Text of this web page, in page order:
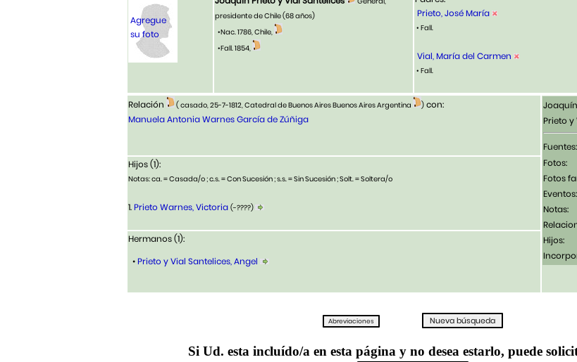
Agregue
su foto
presidente de Chile(68 años)
•Nac. 1786, Chile,
•Fall. 1854,
Prieto, José María
• Fall.
Vial, María del Carmen
• Fall.
Relación ( casado, 25-7-1812, Catedral de Buenos Aires Buenos Aires Argentina ) con:
Manuela Antonia Warnes García de Zúñiga
Joaquín
Prieto y
Fuentes:
Fotos:
Fotos
Eventos:
Notas:
Hijos:
Hijos (1):
Notas: ca. = Casada/o ; c.s. = Con Sucesión ; s.s. = Sin Sucesión ; Solt. = Soltera/o
1.Prieto Warnes, Victoria (-????)
Hermanos (1):
•Prieto y Vial Santelices, Angel
Si Ud. esta incluído/a en esta página y no desea estarlo, puede